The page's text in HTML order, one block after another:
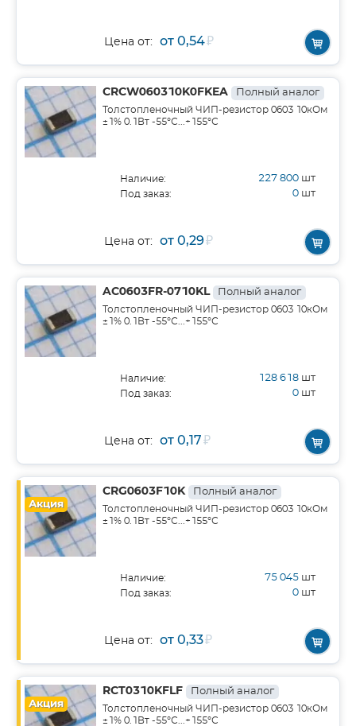
Цена от: от 0,54₽
CRCW060310K0FKEA Полный аналог
Толстопленочный ЧИП-резистор 0603 10кОм
±1% 0.1Вт -55°С...+155°С
Наличие: 227 800 шт
Под заказ: 0 шт
Цена от: от 0,29₽
AC0603FR-0710KL Полный аналог
Толстопленочный ЧИП-резистор 0603 10кОм
±1% 0.1Вт -55°С...+155°С
Наличие: 128 618 шт
Под заказ: 0 шт
Цена от: от 0,17₽
Акция
CRG0603F10K Полный аналог
Толстопленочный ЧИП-резистор 0603 10кОм
±1% 0.1Вт -55°С...+155°С
Наличие: 75 045 шт
Под заказ: 0 шт
Цена от: от 0,33₽
Акция
RCT0310KFLF Полный аналог
Толстопленочный ЧИП-резистор 0603 10кОм
±1% 0.1Вт -55°С...+155°С